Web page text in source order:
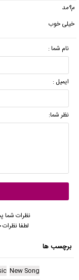
م۹مد
خیلی خوب
نام شما :
ایمیل :
نظر شما:
نظرات شما
لطفا
برچسب ها
New Song